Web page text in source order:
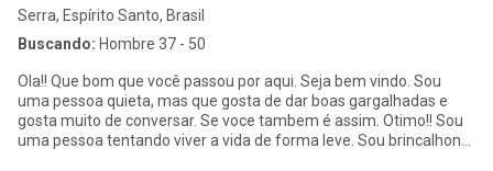
Serra, Espírito Santo, Brasil
Buscando: Hombre 37 - 50
Ola!! Que bom que você passou por aqui. Seja bem vindo. Sou
uma pessoa quieta, mas que gosta de dar boas gargalhadas e
gosta muito de conversar. Se voce tambem é assim. Otimo!! Sou
uma pessoa tentando viver a vida de forma leve. Sou brincalhona,